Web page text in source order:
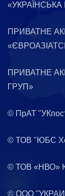
ПРИВАТНЕ
ПРИВАТНЕ
ГРУП»
© ПрАТ
© ТОВ "ЮБС
© ТОВ «НВО»
© ООО